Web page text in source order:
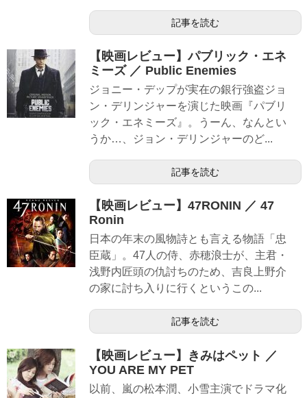
記事を読む
【映画レビュー】パブリック・エネ
ミーズ ／ Public Enemies
ジョニー・デップが実在の銀行強盗ジョ
ン・デリンジャーを演じた映画『パブリ
ック・エネミーズ』。うーん、なんとい
うか…、ジョン・デリンジャーのど...
記事を読む
【映画レビュー】47RONIN ／ 47
Ronin
日本の年末の風物詩とも言える物語「忠
臣蔵」。47人の侍、赤穂浪士が、主君・
浅野内匠頭の仇討ちのため、吉良上野介
の家に討ち入りに行くというこの...
記事を読む
【映画レビュー】きみはペット ／
YOU ARE MY PET
以前、嵐の松本潤、小雪主演でドラマ化